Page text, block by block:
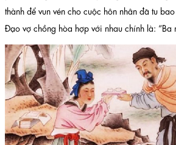
thành để vun vén cho cuộc hôn nhân đã tu
Đạo vợ chồng hòa hợp với nhau chính là: “Ba